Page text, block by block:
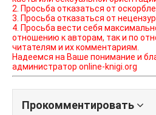
2. Просьба отказаться от
3. Просьба отказаться от
4. Просьба вести себя
отношению к авторам, так и по
читателям и их комментариям.
Надеемся на Ваше понимание и
администратор online-knigi.org
Прокомментировать